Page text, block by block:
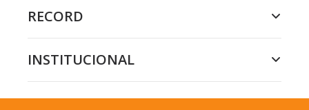
RECORD
INSTITUCIONAL